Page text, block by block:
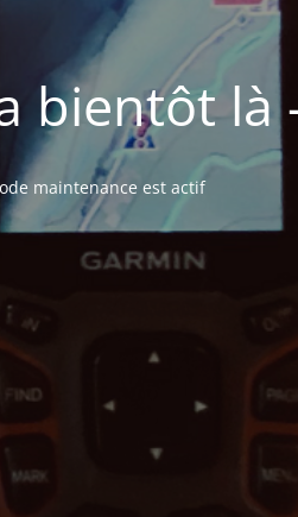
bientôt
maintenance est actif